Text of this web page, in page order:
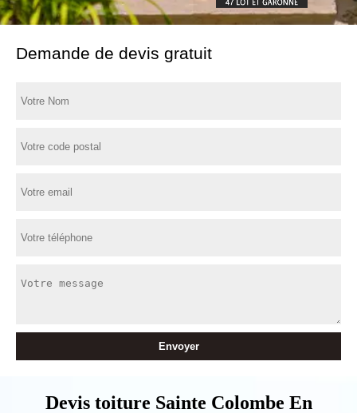
Demande de devis gratuit
Devis toiture Sainte Colombe En